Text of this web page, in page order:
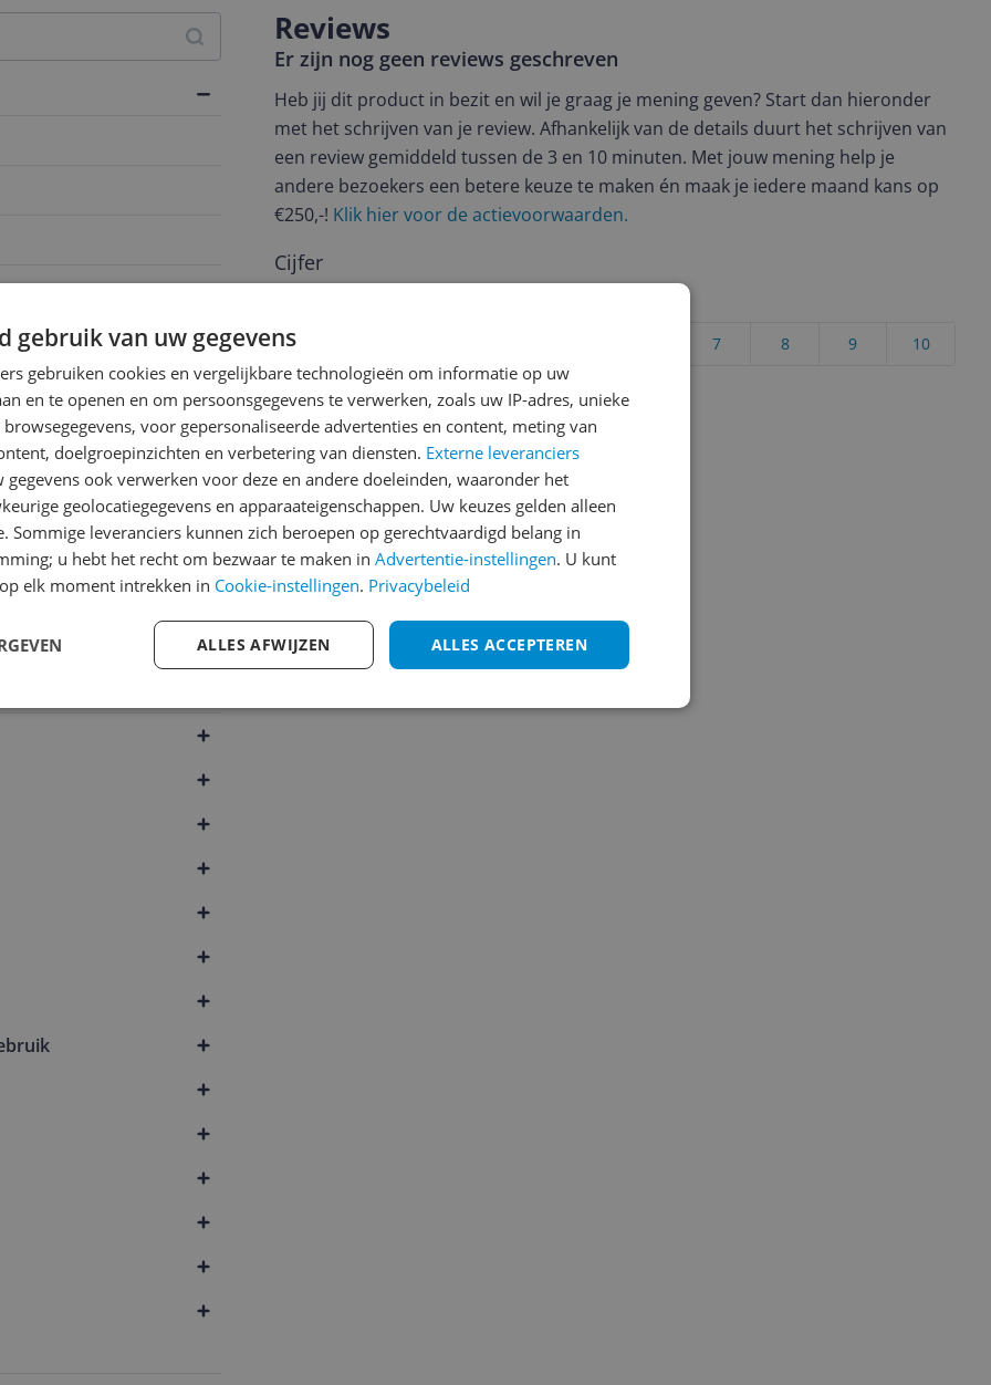
Reviews
Er zijn nog geen reviews geschreven
Heb jij dit product in bezit en wil je graag je mening geven? Start dan hieronder
met het schrijven van je review. Afhankelijk van de details duurt het schrijven van
een review gemiddeld tussen de 3 en 10 minuten. Met jouw mening help je
andere bezoekers een betere keuze te maken én maak je iedere maand kans op
€250,-! Klik hier voor de actievoorwaarden.
Cijfer
10
9
8
7
gebruik van uw gegevens
gebruiken cookies en vergelijkbare technologieën om informatie op uw
en te openen en om persoonsgegevens te verwerken, zoals uw IP-adres, unieke
voor gepersonaliseerde advertenties en content, meting van
doelgroepinzichten en verbetering van diensten. Externe leveranciers
gegevens ook verwerken voor deze en andere doeleinden, waaronder het
geolocatiegegevens en apparaateigenschappen. Uw keuzes gelden alleen
Sommige leveranciers kunnen zich beroepen op gerechtvaardigd belang in
u hebt het recht om bezwaar te maken in Advertentie-instellingen. U kunt
elk moment intrekken in Cookie-instellingen. Privacybeleid
ALLES ACCEPTEREN
ALLES AFWIJZEN